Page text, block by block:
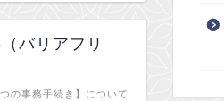
バリアフリ
の事務手続き】について